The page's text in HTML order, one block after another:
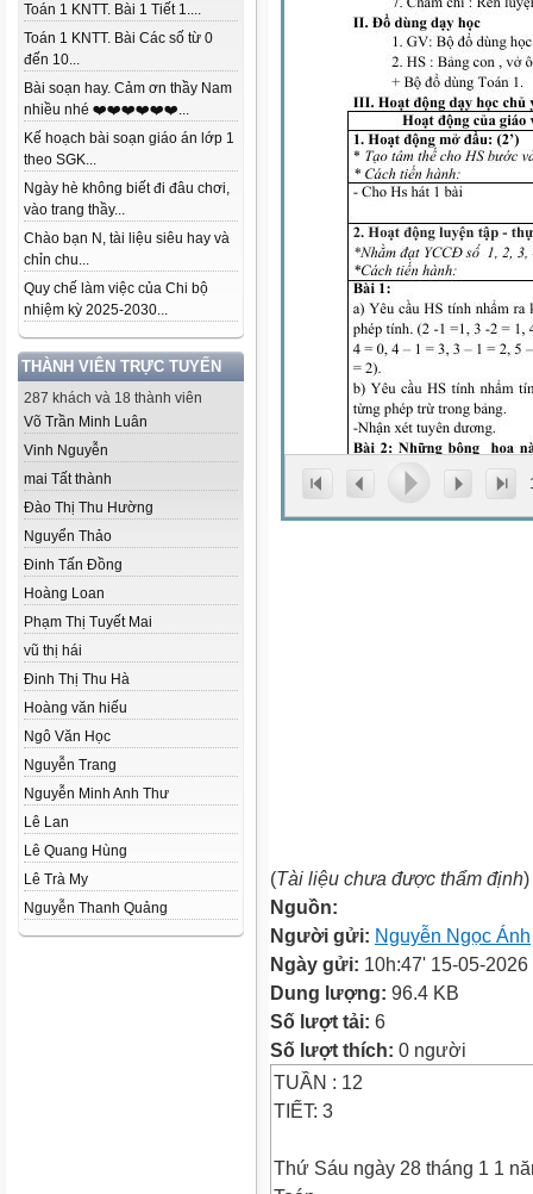
Toán 1 KNTT. Bài 1 Tiết 1....
Toán 1 KNTT. Bài Các số từ 0
đến 10...
Bài soạn hay. Cảm ơn thầy Nam
nhiều nhé ❤️❤️❤️❤️❤️❤️...
Kế hoạch bài soạn giáo án lớp 1
theo SGK...
Ngày hè không biết đi đâu chơi,
vào trang thầy...
Chào bạn N, tài liệu siêu hay và
chỉn chu...
Quy chế làm việc của Chi bộ
nhiệm kỳ 2025-2030...
THÀNH VIÊN TRỰC TUYẾN
287 khách và 18 thành viên
Võ Trần Minh Luân
Vinh Nguyễn
mai Tất thành
Đào Thị Thu Hường
Nguyển Thảo
Đinh Tấn Đồng
Hoàng Loan
Phạm Thị Tuyết Mai
vũ thị hái
Đinh Thị Thu Hà
Hoàng văn hiếu
Ngô Văn Học
Nguyễn Trang
Nguyễn Minh Anh Thư
Lê Lan
Lê Quang Hùng
Lê Trà My
Nguyễn Thanh Quảng
(Tài liệu chưa được thẩm định)
Nguồn:
Người gửi: Nguyễn Ngọc Ánh
Ngày gửi: 10h:47' 15-05-2026
Dung lượng: 96.4 KB
Số lượt tải: 6
Số lượt thích: 0 người
TUẦN : 12
TIẾT: 3
Thứ Sáu ngày 28 tháng 1 1